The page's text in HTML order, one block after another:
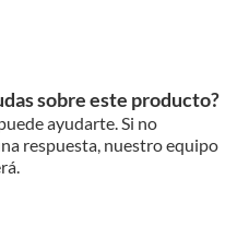
sobre este producto?
ayudarte. Si no
respuesta, nuestro equipo